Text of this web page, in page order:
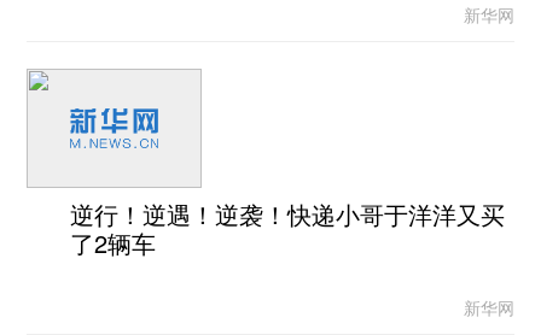
新华网
逆行！逆遇！逆袭！快递小哥于洋洋又买
了2辆车
新华网